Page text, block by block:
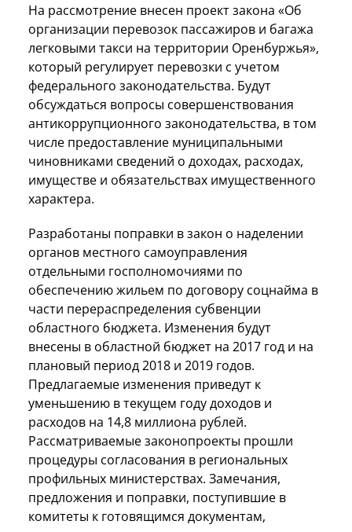
На рассмотрение внесен проект закона «Об
организации перевозок пассажиров и багажа
легковыми такси на территории Оренбуржья»,
который регулирует перевозки с учетом
федерального законодательства. Будут
обсуждаться вопросы совершенствования
антикоррупционного законодательства, в том
числе предоставление муниципальными
чиновниками сведений о доходах, расходах,
имуществе и обязательствах имущественного
характера.
Разработаны поправки в закон о наделении
органов местного самоуправления
отдельными госполномочиями по
обеспечению жильем по договору соцнайма в
части перераспределения субвенции
областного бюджета. Изменения будут
внесены в областной бюджет на 2017 год и на
плановый период 2018 и 2019 годов.
Предлагаемые изменения приведут к
уменьшению в текущем году доходов и
расходов на 14,8 миллиона рублей.
Рассматриваемые законопроекты прошли
процедуры согласования в региональных
профильных министерствах. Замечания,
предложения и поправки, поступившие в
комитеты к готовящимся документам,